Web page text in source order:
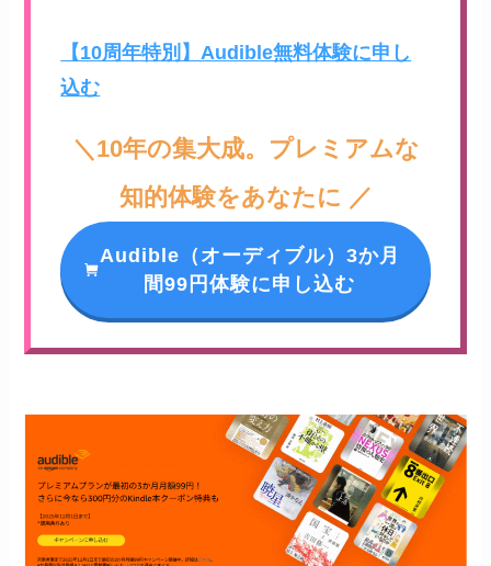
【10周年特別】Audible無料体験に申し
込む
＼10年の集大成。プレミアムな
知的体験をあなたに ／
Audible（オーディブル）3か月
間99円体験に申し込む